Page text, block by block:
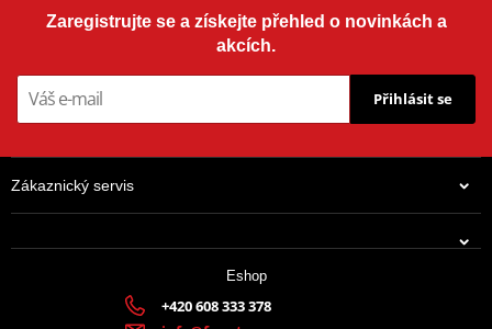
Zaregistrujte se a získejte přehled o novinkách a
akcích.
Přihlásit se
Zákaznický servis
Eshop
+420 608 333 378